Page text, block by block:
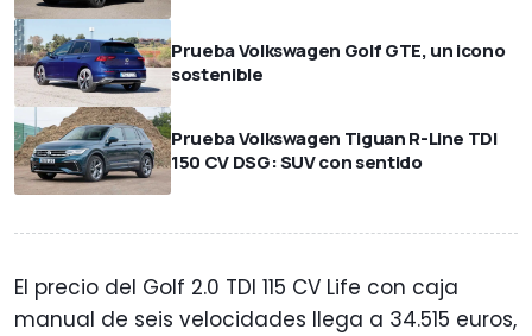
Prueba Volkswagen Golf GTE, un icono
sostenible
Prueba Volkswagen Tiguan R-Line TDI
150 CV DSG: SUV con sentido
El precio del Golf 2.0 TDI 115 CV Life con caja
manual de seis velocidades llega a 34.515 euros,